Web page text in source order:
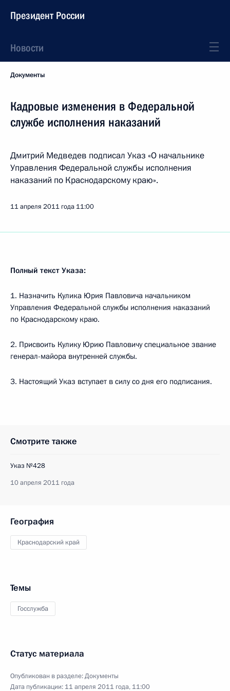
Президент России
Новости
Документы
Кадровые изменения в Федеральной
службе исполнения наказаний
Дмитрий Медведев подписал Указ «О начальнике
Управления Федеральной службы исполнения
наказаний по Краснодарскому краю».
11 апреля 2011 года 11:00
Полный текст Указа:
1. Назначить Кулика Юрия Павловича начальником
Управления Федеральной службы исполнения наказаний
по Краснодарскому краю.
2. Присвоить Кулику Юрию Павловичу специальное звание
генерал-майора внутренней службы.
3. Настоящий Указ вступает в силу со дня его подписания.
Смотрите также
Указ №428
10 апреля 2011 года
География
Краснодарский край
Темы
Госслужба
Статус материала
Опубликован в разделе:Документы
Дата публикации: 11 апреля 2011 года, 11:00